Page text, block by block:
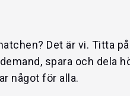
Det är vi. Titta
spara och dela
något för alla.